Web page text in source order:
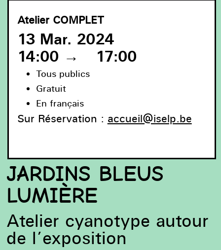
Atelier COMPLET
13 Mar. 2024
14:00 → 17:00
Tous publics
Gratuit
En français
Sur Réservation : accueil@iselp.be
JARDINS BLEUS
LUMIÈRE
Atelier cyanotype autour
de l’exposition